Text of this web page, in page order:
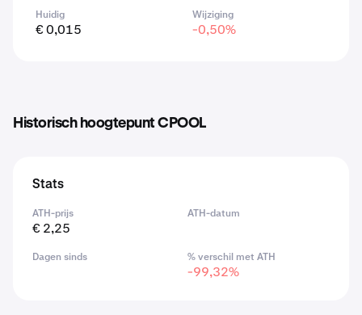
Huidig
€ 0,015
Wijziging
-0,50%
Historisch hoogtepunt CPOOL
Stats
ATH-prijs
€ 2,25
ATH-datum
Dagen sinds % verschil met ATH
-99,32%